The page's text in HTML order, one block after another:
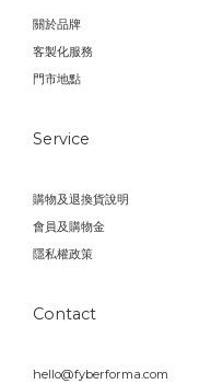
關於品牌
客製化服務
門市地點
Service
購物及退換貨說明
會員及購物金
隱私權政策
Contact
hello@fyberforma.com